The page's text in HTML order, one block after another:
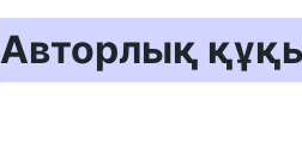
Авторлық